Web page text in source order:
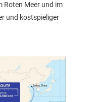
Roten Meer und im
und kostspieliger